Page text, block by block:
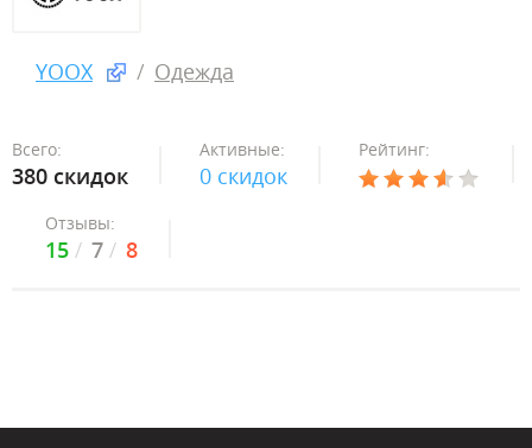
YOOX Одежда
Всего:
380 скидок
Активные:
0 скидок
Рейтинг:
Отзывы:
15 7 8